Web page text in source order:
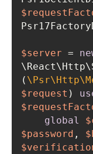
$server =
(
$request )
global
$password ,